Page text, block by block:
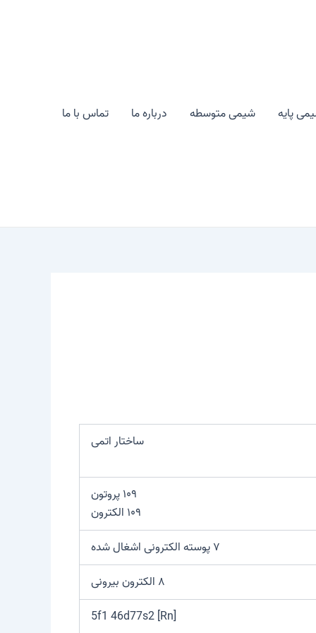
پایه شیمی متوسطه درباره ما تماس با ما
ساختار اتمی
۱۰۹ پروتون
۱۰۹ الکترون
۷ پوسته الکترونی اشغال شده
۸ الکترون بیرونی
[Rn] 5f1 46d77s2